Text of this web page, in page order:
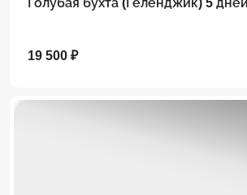
Голубая бухта (Геленджик) 5 дней
19 500 ₽